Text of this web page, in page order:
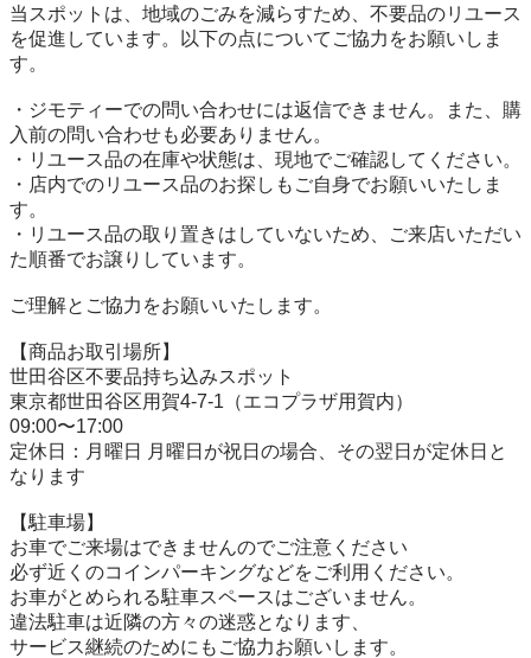
当スポットは、地域のごみを減らすため、不要品のリユース
を促進しています。以下の点についてご協力をお願いしま
す。
・ジモティーでの問い合わせには返信できません。また、購
入前の問い合わせも必要ありません。
・リユース品の在庫や状態は、現地でご確認してください。
・店内でのリユース品のお探しもご自身でお願いいたしま
す。
・リユース品の取り置きはしていないため、ご来店いただい
た順番でお譲りしています。
ご理解とご協力をお願いいたします。
【商品お取引場所】
世田谷区不要品持ち込みスポット
東京都世田谷区用賀4-7-1（エコプラザ用賀内）
09:00〜17:00
定休日：月曜日 月曜日が祝日の場合、その翌日が定休日と
なります
【駐⾞場】
お車でご来場はできませんのでご注意ください
必ず近くのコインパーキングなどをご利用ください。
お車がとめられる駐車スペースはございません。
違法駐車は近隣の方々の迷惑となります、
サービス継続のためにもご協力お願いします。